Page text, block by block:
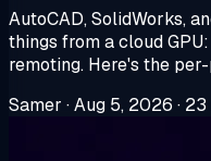
AutoCAD, SolidWorks,
things from a cloud
remoting. Here's the
Samer ·Aug 5, 2026 · 23